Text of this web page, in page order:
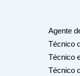
Agente
Técnico
Técnico
Técnico